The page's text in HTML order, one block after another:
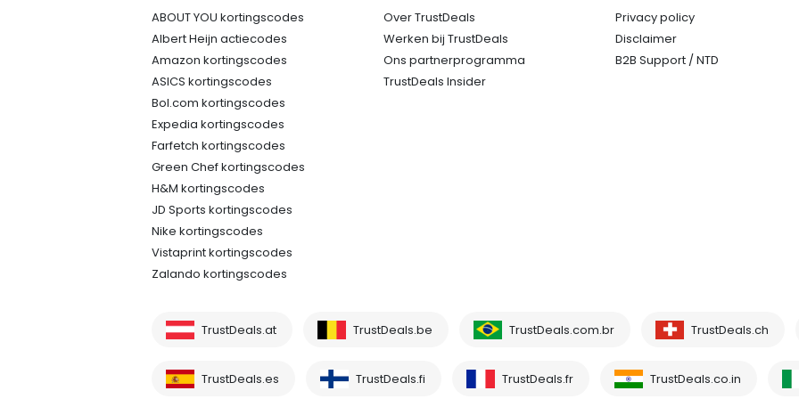
ABOUT YOU kortingscodes
Albert Heijn actiecodes
Amazon kortingscodes
ASICS kortingscodes
Bol.com kortingscodes
Expedia kortingscodes
Farfetch kortingscodes
Green Chef kortingscodes
H&M kortingscodes
JD Sports kortingscodes
Nike kortingscodes
Vistaprint kortingscodes
Zalando kortingscodes
Over TrustDeals
Werken bij TrustDeals
Ons partnerprogramma
TrustDeals Insider
Privacy policy
Disclaimer
B2B Support / NTD
TrustDeals.at TrustDeals.be TrustDeals.com.br TrustDeals.ch
TrustDeals.es TrustDeals.fi TrustDeals.fr TrustDeals.co.in